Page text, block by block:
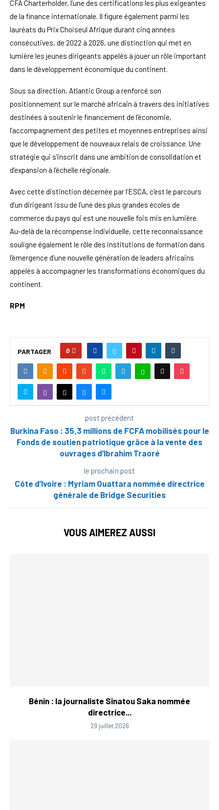
CFA Charterholder, l’une des certifications les plus exigeantes
de la finance internationale. Il figure également parmi les
lauréats du Prix Choiseul Afrique durant cinq années
consécutives, de 2022 à 2026, une distinction qui met en
lumière les jeunes dirigeants appelés à jouer un rôle important
dans le développement économique du continent.
Sous sa direction, Atlantic Group a renforcé son
positionnement sur le marché africain à travers des initiatives
destinées à soutenir le financement de l’économie,
l’accompagnement des petites et moyennes entreprises ainsi
que le développement de nouveaux relais de croissance. Une
stratégie qui s’inscrit dans une ambition de consolidation et
d’expansion à l’échelle régionale.
Avec cette distinction décernée par l’ESCA, c’est le parcours
d’un dirigeant issu de l’une des plus grandes écoles de
commerce du pays qui est une nouvelle fois mis en lumière.
Au-delà de la récompense individuelle, cette reconnaissance
souligne également le rôle des institutions de formation dans
l’émergence d’une nouvelle génération de leaders africains
appelés à accompagner les transformations économiques du
continent.
RPM
PARTAGER 0
post précédent
Burkina Faso : 35,3 millions de FCFA mobilisés pour le
Fonds de soutien patriotique grâce à la vente des
ouvrages d’Ibrahim Traoré
le prochain post
Côte d’Ivoire : Myriam Ouattara nommée directrice
générale de Bridge Securities
VOUS AIMEREZ AUSSI
Bénin : la journaliste Sinatou Saka nommée
directrice...
29 juillet 2026